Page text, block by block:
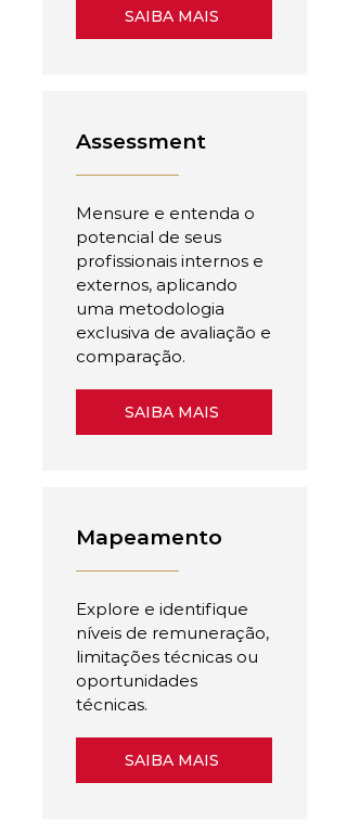
SAIBA MAIS
Assessment
Mensure e entenda o
potencial de seus
profissionais internos e
externos, aplicando
uma metodologia
exclusiva de avaliação e
comparação.
SAIBA MAIS
Mapeamento
Explore e identifique
níveis de remuneração,
limitações técnicas ou
oportunidades
técnicas.
SAIBA MAIS